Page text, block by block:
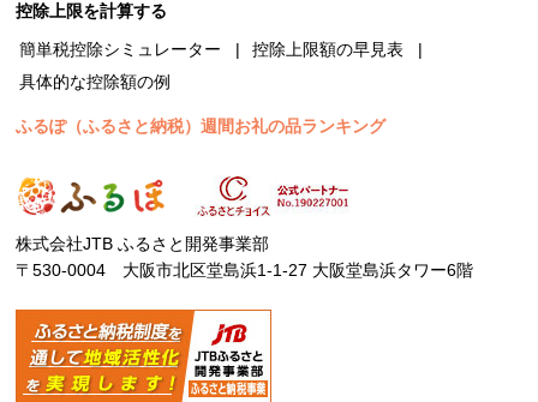
控除上限を計算する
簡単税控除シミュレーター
控除上限額の早見表
具体的な控除額の例
ふるぽ（ふるさと納税）週間お礼の品ランキング
株式会社JTB ふるさと開発事業部
〒530-0004 大阪市北区堂島浜1-1-27 大阪堂島浜タワー6階